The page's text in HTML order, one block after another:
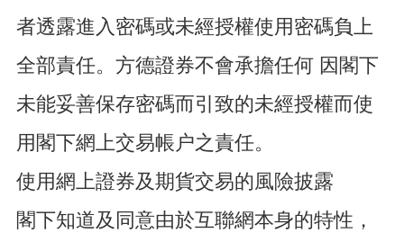
者透露進入密碼或未經授權使用密碼負上
全部責任。方德證券不會承擔任何 因閣下
未能妥善保存密碼而引致的未經授權而使
用閣下網上交易帳户之責任。
使用網上證券及期貨交易的風險披露
閣下知道及同意由於互聯網本身的特性，